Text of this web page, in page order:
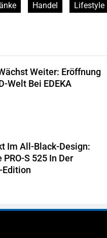
Handel Lifestyle
Weiter: Eröffnung
Welt Bei EDEKA
Im All-Black-Design:
S 525 In Der
Edition